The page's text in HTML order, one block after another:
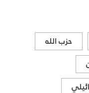
حزب الله